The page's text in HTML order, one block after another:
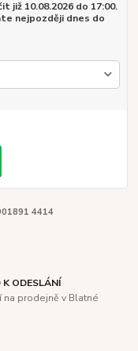
již 10.08.2026 do 17:00.
nejpozději dnes do
4414
K ODESLÁNÍ
na prodejně v Blatné